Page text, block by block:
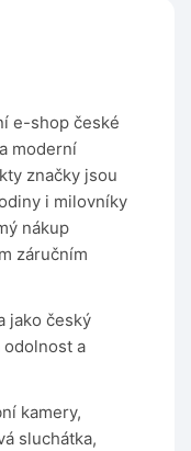
e-shop české
moderní
značky jsou
i milovníky
nákup
záručním
jako český
a
kamery,
sluchátka,